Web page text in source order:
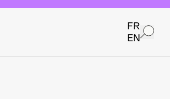
FR
EN